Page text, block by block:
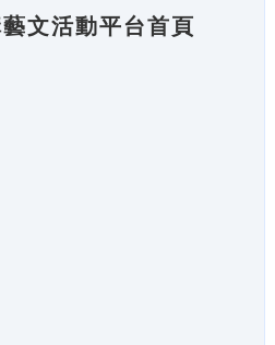
文活動平台首頁